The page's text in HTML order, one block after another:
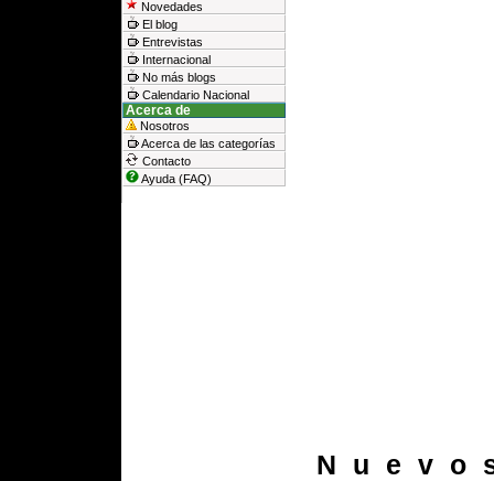
Novedades
El blog
Entrevistas
Internacional
No más blogs
Calendario Nacional
Acerca de
Nosotros
Acerca de las categorías
Contacto
Ayuda (FAQ)